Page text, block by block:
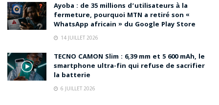
Ayoba : de 35 millions d’utilisateurs à la
fermeture, pourquoi MTN a retiré son «
WhatsApp africain » du Google Play Store
14 JUILLET 2026
TECNO CAMON Slim : 6,39 mm et 5 600 mAh, le
smartphone ultra-fin qui refuse de sacrifier
la batterie
6 JUILLET 2026